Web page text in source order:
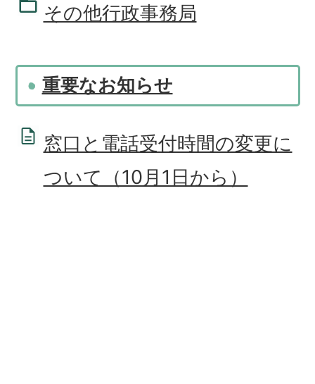
その他行政事務局
重要なお知らせ
窓口と電話受付時間の変更に
ついて（10月1日から）